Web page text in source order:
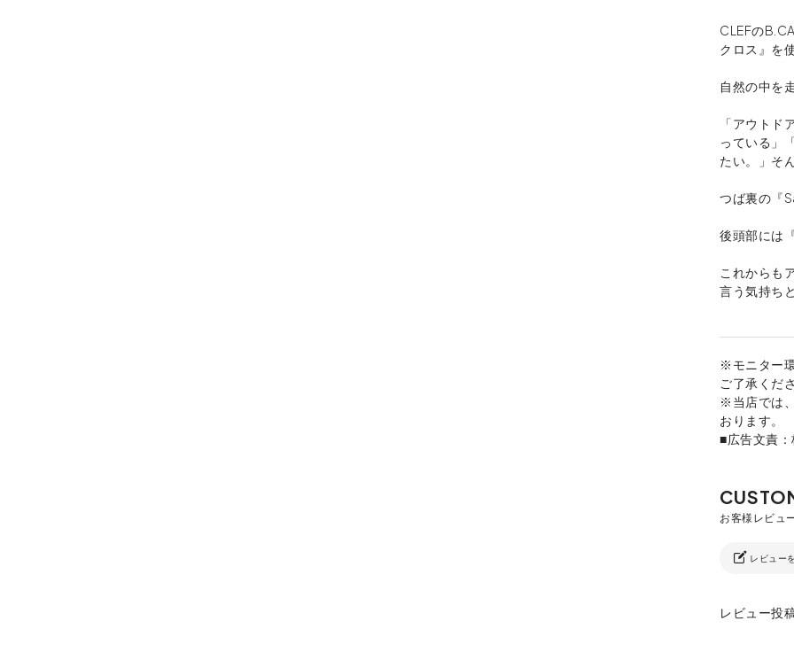
CLEFの
クロス』を
自然の中を
「アウトド
っている」
たい。」そ
つば裏の『
後頭部には
これからも
言う気持ち
※モニター
ご了承くだ
※当店では
おります。
■広告文責
レビュー
レビュー投